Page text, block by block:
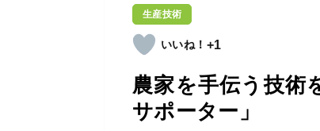
生産技術
+1
農家を手伝う技術
サポーター」